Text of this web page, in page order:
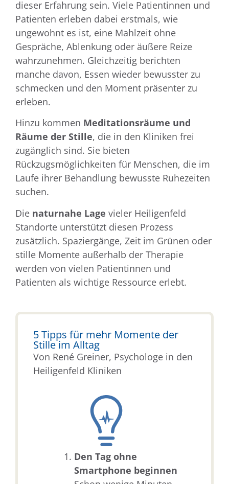
dieser Erfahrung sein. Viele Patientinnen und
Patienten erleben dabei erstmals, wie
ungewohnt es ist, eine Mahlzeit ohne
Gespräche, Ablenkung oder äußere Reize
wahrzunehmen. Gleichzeitig berichten
manche davon, Essen wieder bewusster zu
schmecken und den Moment präsenter zu
erleben.
Hinzu kommen Meditationsräume und
Räume der Stille, die in den Kliniken frei
zugänglich sind. Sie bieten
Rückzugsmöglichkeiten für Menschen, die im
Laufe ihrer Behandlung bewusste Ruhezeiten
suchen.
Die naturnahe Lage vieler Heiligenfeld
Standorte unterstützt diesen Prozess
zusätzlich. Spaziergänge, Zeit im Grünen oder
stille Momente außerhalb der Therapie
werden von vielen Patientinnen und
Patienten als wichtige Ressource erlebt.
5 Tipps für mehr Momente der
Stille im Alltag
Von René Greiner, Psychologe in den
Heiligenfeld Kliniken
Den Tag ohne
Smartphone beginnen